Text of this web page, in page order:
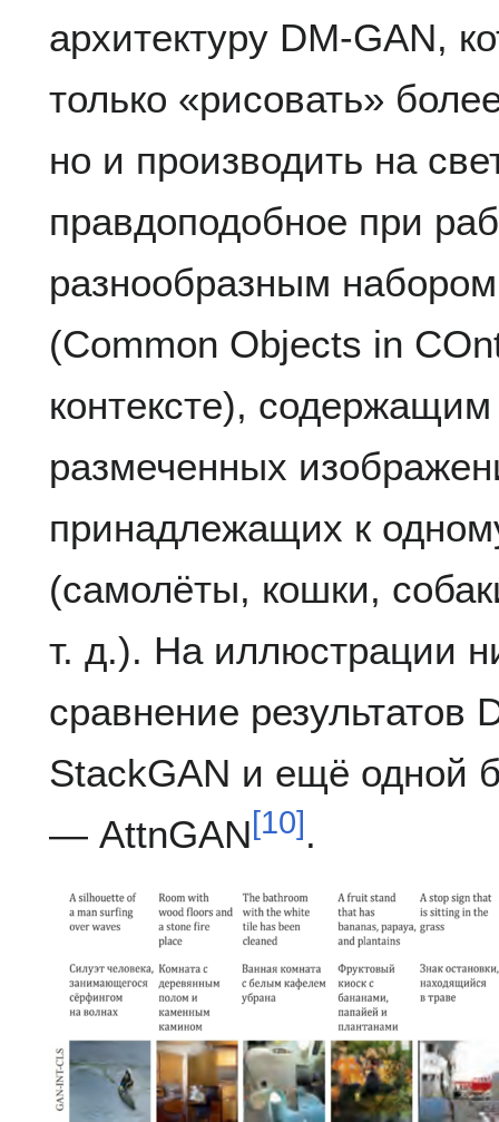
архитектуру DM-GAN,
только «рисовать»
но и производить на
правдоподобное при
разнообразным
(Common Objects in
контексте),
размеченных
принадлежащих к
(самолёты, кошки,
т. д.). На иллюстрации
сравнение результатов
StackGAN и ещё одной
— AttnGAN[10] .